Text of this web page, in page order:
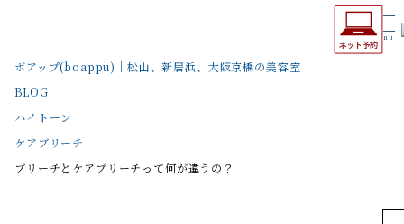
Menu
ボアップ(boappu)｜松山、新居浜、大阪京橋の美容室
BLOG
ハイトーン
ケアブリーチ
ブリーチとケアブリーチって何が違うの？